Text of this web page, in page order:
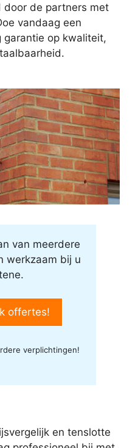
door de partners met
vandaag een
garantie op kwaliteit,
van meerdere
werkzaam bij u
offertes!
verplichtingen!
en tenslotte